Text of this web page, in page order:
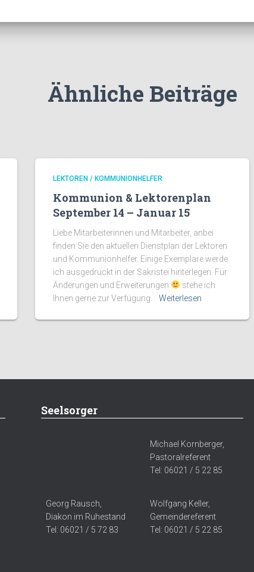
Ähnliche Beiträge
LEKTOREN / KOMMUNIONHELFER
Kommunion & Lektorenplan
September 14 – Januar 15
Liebe Mitarbeiterinnen und Mitarbeiter, anbei
finden Sie den aktuellen Dienstplan der Lektoren
und Kommunionhelfer. Einige Exemplare werde
ich ausgedruckt in der Sakristei hinterlegen. Für
Änderungen und Erweiterungen
stehe ich
Ihnen gerne zur Verfügung.
Weiterlesen
Seelsorger
Michael Kornberger,
Pastoralreferent
Tel: 06021 / 5 22 85
Georg Rausch,
Diakon im Ruhestand
Tel: 06021 / 5 72 83
Wolfgang Keller,
Gemeindereferent
Tel: 06021 / 5 22 85